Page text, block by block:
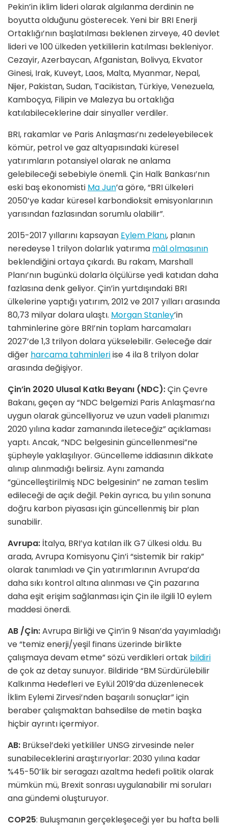
Pekin’in iklim lideri olarak algılanma derdinin ne
boyutta olduğunu gösterecek. Yeni bir BRI Enerji
Ortaklığı’nın başlatılması beklenen zirveye, 40 devlet
lideri ve 100 ülkeden yetkililerin katılması bekleniyor.
Cezayir, Azerbaycan, Afganistan, Bolivya, Ekvator
Ginesi, Irak, Kuveyt, Laos, Malta, Myanmar, Nepal,
Nijer, Pakistan, Sudan, Tacikistan, Türkiye, Venezuela,
Kamboçya, Filipin ve Malezya bu ortaklığa
katılabileceklerine dair sinyaller verdiler.
BRI, rakamlar ve Paris Anlaşması’nı zedeleyebilecek
kömür, petrol ve gaz altyapısındaki küresel
yatırımların potansiyel olarak ne anlama
gelebileceği sebebiyle önemli. Çin Halk Bankası’nın
eski baş ekonomisti Ma Jun’a göre, “BRI ülkeleri
2050’ye kadar küresel karbondioksit emisyonlarının
yarısından fazlasından sorumlu olabilir”.
2015-2017 yıllarını kapsayan Eylem Planı, planın
neredeyse 1 trilyon dolarlık yatırıma mâl olmasının
beklendiğini ortaya çıkardı. Bu rakam, Marshall
Planı’nın bugünkü dolarla ölçülürse yedi katıdan daha
fazlasına denk geliyor. Çin’in yurtdışındaki BRI
ülkelerine yaptığı yatırım, 2012 ve 2017 yılları arasında
80,73 milyar dolara ulaştı. Morgan Stanley’in
tahminlerine göre BRI’nin toplam harcamaları
2027’de 1,3 trilyon dolara yükselebilir. Geleceğe dair
diğer harcama tahminleriise 4 ila 8 trilyon dolar
arasında değişiyor.
Çin’in 2020 Ulusal Katkı Beyanı (NDC):Çin Çevre
Bakanı, geçen ay “NDC belgemizi Paris Anlaşması’na
uygun olarak güncelliyoruz ve uzun vadeli planımızı
2020 yılına kadar zamanında ileteceğiz” açıklaması
yaptı. Ancak, “NDC belgesinin güncellenmesi”ne
şüpheyle yaklaşılıyor. Güncelleme iddiasının dikkate
alınıp alınmadığı belirsiz. Aynı zamanda
“güncelleştirilmiş NDC belgesinin” ne zaman teslim
edileceği de açık değil. Pekin ayrıca, bu yılın sonuna
doğru karbon piyasası için güncellenmiş bir plan
sunabilir.
Avrupa: İtalya, BRI’ya katılan ilk G7 ülkesi oldu. Bu
arada, Avrupa Komisyonu Çin’i “sistemik bir rakip”
olarak tanımladı ve Çin yatırımlarının Avrupa’da
daha sıkı kontrol altına alınması ve Çin pazarına
daha eşit erişim sağlanması için Çin ile ilgili 10 eylem
maddesi önerdi.
AB /Çin:Avrupa Birliği ve Çin’in 9 Nisan’da yayımladığı
ve “temiz enerji/yeşil finans üzerinde birlikte
çalışmaya devam etme” sözü verdikleri ortak bildiri
de çok az detay sunuyor. Bildiride “BM Sürdürülebilir
Kalkınma Hedefleri ve Eylül 2019’da düzenlenecek
İklim Eylemi Zirvesi’nden başarılı sonuçlar” için
beraber çalışmaktan bahsedilse de metin başka
hiçbir ayrıntı içermiyor.
AB: Brüksel’deki yetkililer UNSG zirvesinde neler
sunabileceklerini araştırıyorlar: 2030 yılına kadar
%45-50’lik bir seragazı azaltma hedefi politik olarak
mümkün mü, Brexit sonrası uygulanabilir mi soruları
ana gündemi oluşturuyor.
COP25: Buluşmanın gerçekleşeceği yer bu hafta belli